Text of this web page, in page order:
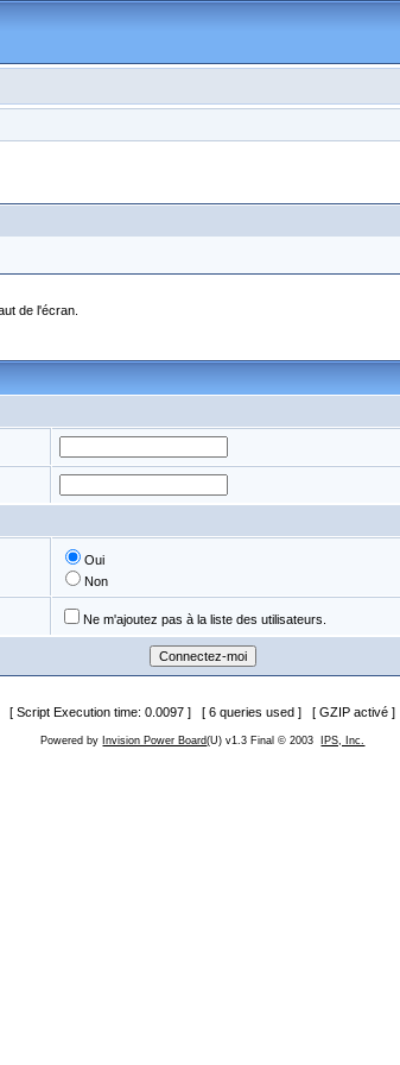
de l'écran.
Oui
Non
Ne m'ajoutez pas à la liste des utilisateurs.
[ Script Execution time: 0.0097 ] [ 6 queries used ] [ GZIP activé ]
Powered by Invision Power Board(U) v1.3 Final © 2003 IPS, Inc.